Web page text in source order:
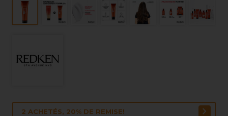
2 ACHETÉS, 20% DE REMISE!